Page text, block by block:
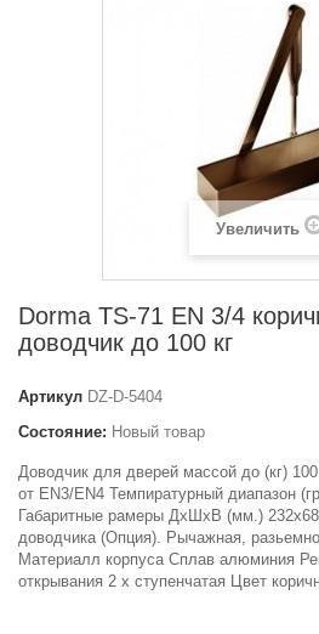
Увеличить
Dorma TS-71 EN 3/4
доводчик до 100 кг
Артикул DZ-D-5404
Состояние: Новый товар
Доводчик для дверей массой до (кг)
от EN3/EN4 Темпиратурный диапазон
Габаритные рамеры ДхШхВ (мм.)
доводчика (Опция). Рычажная,
Материалл корпуса Сплав алюминия
открывания 2 х ступенчатая Цвет